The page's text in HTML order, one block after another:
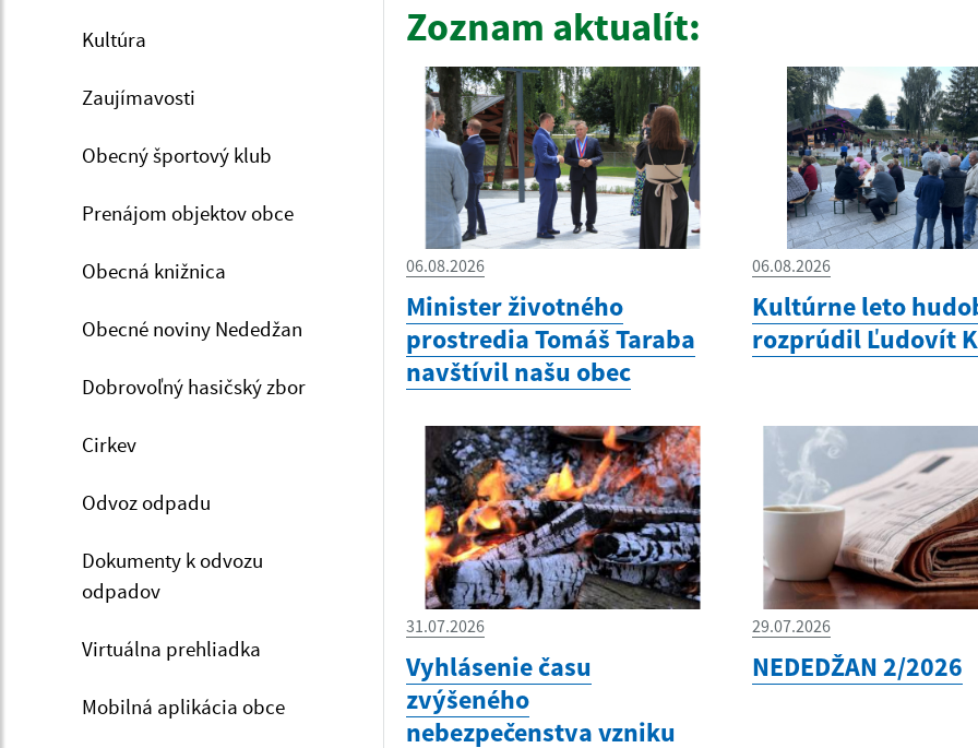
Kultúra
Zaujímavosti
Obecný športový klub
Prenájom objektov obce
Obecná knižnica
Obecné noviny Nededžan
Dobrovoľný hasičský zbor
Cirkev
Odvoz odpadu
Dokumenty k odvozu
odpadov
Virtuálna prehliadka
Mobilná aplikácia obce
Zoznam aktualít:
06.08.2026
Minister životného
prostredia Tomáš Taraba
navštívil našu obec
06.08.2026
Kultúrne leto
rozprúdil Ľudovít
31.07.2026
Vyhlásenie času
zvýšeného
nebezpečenstva vzniku
29.07.2026
NEDEDŽAN 2/2026